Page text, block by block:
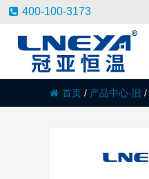
400-100-3173
首页 / 产品中心-旧 /